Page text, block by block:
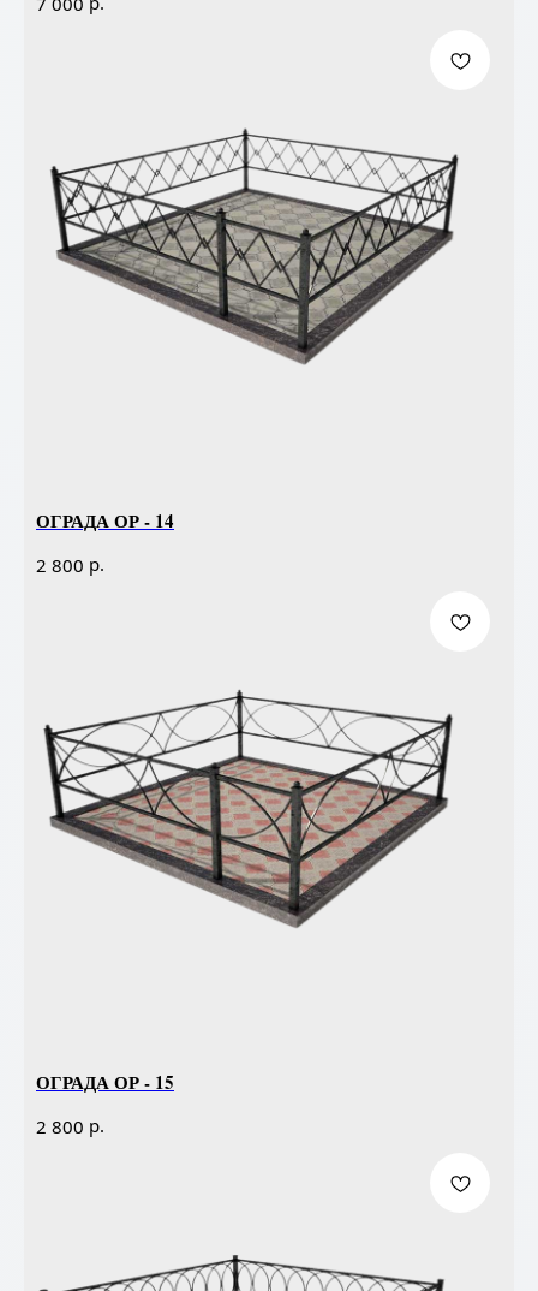
ОГРАДА ОР - 14
2 800 р.
ОГРАДА ОР - 15
2 800 р.